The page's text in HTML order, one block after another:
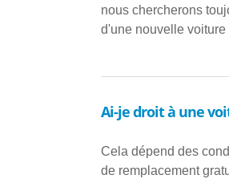
nous chercherons
d'une nouvelle voiture
Ai-je droit à une
Cela dépend des
de remplacement